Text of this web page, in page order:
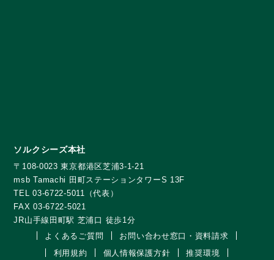
ソルクシーズ本社
〒108-0023 東京都港区芝浦3-1-21
msb Tamachi 田町ステーションタワーS 13F
TEL 03-6722-5011（代表）
FAX 03-6722-5021
JR山手線田町駅 芝浦口 徒歩1分
よくあるご質問
お問い合わせ窓口・資料請求
利用規約
個人情報保護方針
推奨環境